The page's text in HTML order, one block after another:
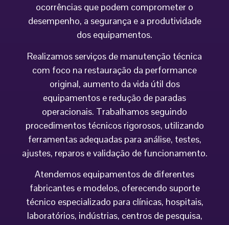
ocorrências que podem comprometer o
desempenho, a segurança e a produtividade
dos equipamentos.
Realizamos serviços de manutenção técnica
com foco na restauração da performance
original, aumento da vida útil dos
equipamentos e redução de paradas
operacionais. Trabalhamos seguindo
procedimentos técnicos rigorosos, utilizando
ferramentas adequadas para análise, testes,
ajustes, reparos e validação de funcionamento.
Atendemos equipamentos de diferentes
fabricantes e modelos, oferecendo suporte
técnico especializado para clínicas, hospitais,
laboratórios, indústrias, centros de pesquisa,